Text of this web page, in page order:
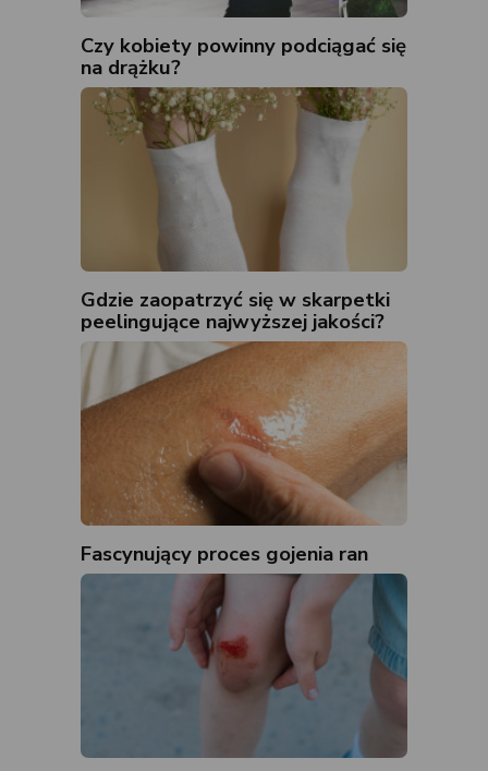
Czy kobiety powinny podciągać się
na drążku?
Gdzie zaopatrzyć się w skarpetki
peelingujące najwyższej jakości?
Fascynujący proces gojenia ran